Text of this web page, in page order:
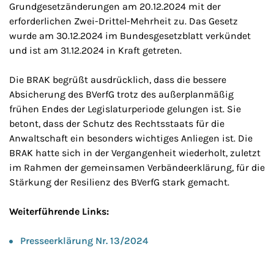
Grundgesetzänderungen am 20.12.2024 mit der
erforderlichen Zwei-Drittel-Mehrheit zu. Das Gesetz
wurde am 30.12.2024 im Bundesgesetzblatt verkündet
und ist am 31.12.2024 in Kraft getreten.
Die BRAK begrüßt ausdrücklich, dass die bessere
Absicherung des BVerfG trotz des außerplanmäßig
frühen Endes der Legislaturperiode gelungen ist. Sie
betont, dass der Schutz des Rechtsstaats für die
Anwaltschaft ein besonders wichtiges Anliegen ist. Die
BRAK hatte sich in der Vergangenheit wiederholt, zuletzt
im Rahmen der gemeinsamen Verbändeerklärung, für die
Stärkung der Resilienz des BVerfG stark gemacht.
Weiterführende Links:
Presseerklärung Nr. 13/2024